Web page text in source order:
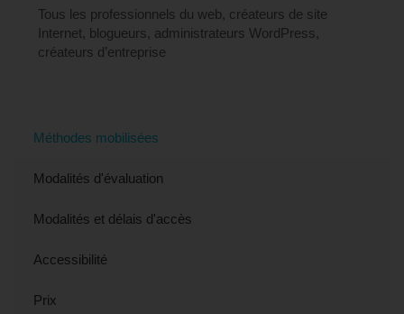
Tous les professionnels du web, créateurs de site
Internet, blogueurs, administrateurs WordPress,
créateurs d’entreprise
Méthodes mobilisées
Modalités d'évaluation
Modalités et délais d'accès
Accessibilité
Prix